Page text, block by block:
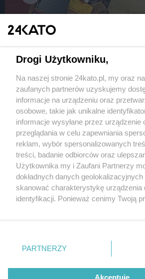
Strażacy ratowali w Katowicach
konia. Zwierzę nie miało siły,
Schorowany kon w
Wydawca mediów lokalnych
Nie zapomnij
zapoznać się z:
polityką prywatności regulamin
Twojemiasto
Piekary Śląskie
Chorzów
Tarnowskie Góry
Gliwice
Kontakt
Wydawca
Redakcja
Drogi Użytkowniku,
Na naszej stronie 24kato.pl, my oraz
zaufanych partnerów uzyskujemy
informacje na urządzeniu oraz
osobowe, takie jak unikalne
informacje wysyłane przez urządzenie
przeglądania w celu zapewniania
reklam, wybór spersonalizowanych
treści, badanie odbiorców oraz
Użytkownika my i Zaufani Partnerzy
dokładnych danych
skanować charakterystykę urządzenia
identyfikacji. Ponieważ cenimy Twoją
prywatności znajdujący się w lewym
. Niektóre rodzaje przetwarzania
zgody użytkownika, ale masz prawo
takiemu przetwarzaniu. Preferencje
PARTNERZY
Akceptuję